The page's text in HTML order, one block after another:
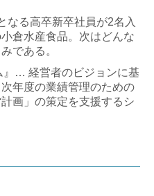
る高卒新卒社員が2名入
倉水産食品。次はどんな
である。
… 経営者のビジョンに基
年度の業績管理のための
画」の策定を支援するシ